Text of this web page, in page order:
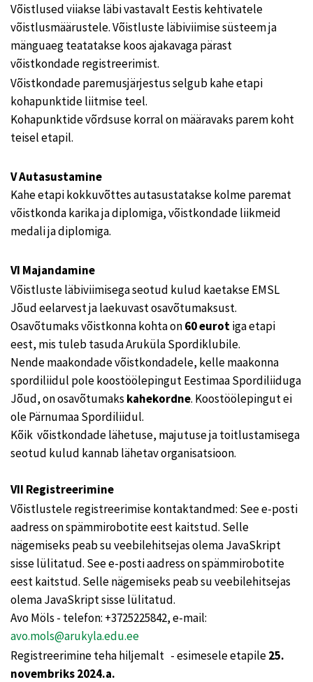
Võistlused viiakse läbi vastavalt Eestis kehtivatele
võistlusmäärustele. Võistluste läbiviimise süsteem ja
mänguaeg teatatakse koos ajakavaga pärast
võistkondade registreerimist.
Võistkondade paremusjärjestus selgub kahe etapi
kohapunktide liitmise teel.
Kohapunktide võrdsuse korral on määravaks parem koht
teisel etapil.
V Autasustamine
Kahe etapi kokkuvõttes autasustatakse kolme paremat
võistkonda karika ja diplomiga, võistkondade liikmeid
medali ja diplomiga.
VI Majandamine
Võistluste läbiviimisega seotud kulud kaetakse EMSL
Jõud eelarvest ja laekuvast osavõtumaksust.
Osavõtumaks võistkonna kohta on60 eurotiga etapi
eest, mis tuleb tasuda Aruküla Spordiklubile.
Nende maakondade võistkondadele, kelle maakonna
spordiliidul pole koostöölepingut Eestimaa Spordiliiduga
Jõud, on osavõtumaks kahekordne. Koostöölepingut ei
ole Pärnumaa Spordiliidul.
Kõik võistkondade lähetuse, majutuse ja toitlustamisega
seotud kulud kannab lähetav organisatsioon.
VII Registreerimine
Võistlustele registreerimise kontaktandmed: See e-posti
aadress on spämmirobotite eest kaitstud. Selle
nägemiseks peab su veebilehitsejas olema JavaSkript
sisse lülitatud. See e-posti aadress on spämmirobotite
eest kaitstud. Selle nägemiseks peab su veebilehitsejas
olema JavaSkript sisse lülitatud.
Avo Möls - telefon: +3725225842, e-mail:
avo.mols@arukyla.edu.ee
Registreerimine teha hiljemalt - esimesele etapile25.
novembriks 2024.a.